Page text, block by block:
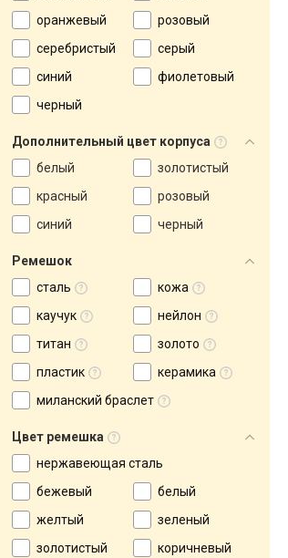
оранжевый
розовый
серебристый
серый
синий
фиолетовый
черный
Дополнительный цвет корпуса
белый
золотистый
красный
розовый
синий
черный
Ремешок
сталь
кожа
каучук
нейлон
титан
золото
пластик
керамика
миланский браслет
Цвет ремешка
нержавеющая сталь
бежевый
белый
желтый
зеленый
золотистый
коричневый